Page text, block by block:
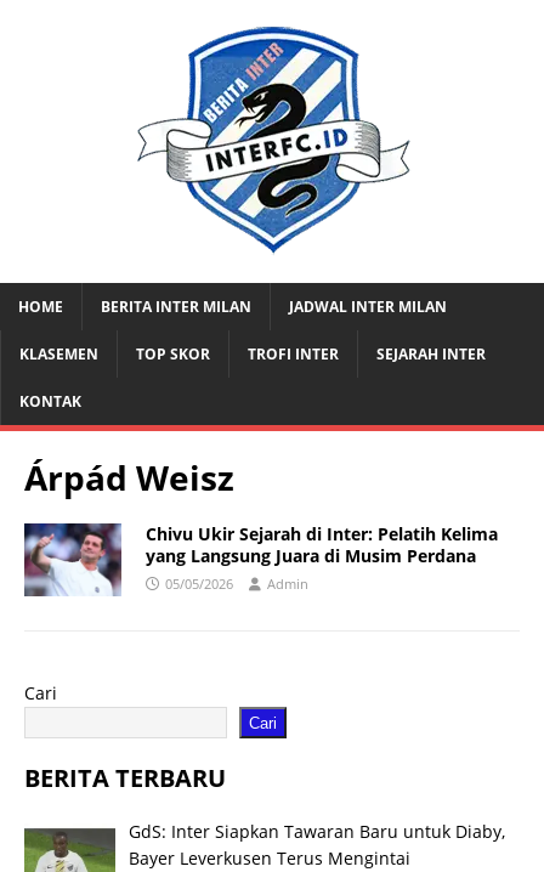
HOME BERITA INTER MILAN JADWAL INTER MILAN
KLASEMEN TOP SKOR TROFI INTER SEJARAH INTER
KONTAK
Árpád Weisz
Chivu Ukir Sejarah di Inter: Pelatih Kelima
yang Langsung Juara di Musim Perdana
05/05/2026 Admin
Cari
Cari
BERITA TERBARU
GdS: Inter Siapkan Tawaran Baru untuk Diaby,
Bayer Leverkusen Terus Mengintai